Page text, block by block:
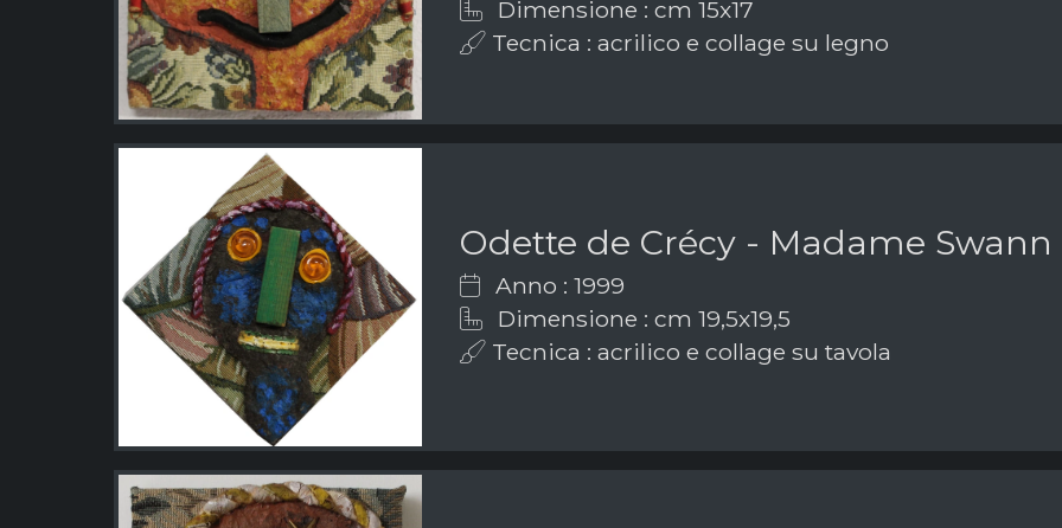
Dimensione : cm 15x17
Tecnica : acrilico e collage su legno
Odette de Crécy - Madame Swann
Anno : 1999
Dimensione : cm 19,5x19,5
Tecnica : acrilico e collage su tavola